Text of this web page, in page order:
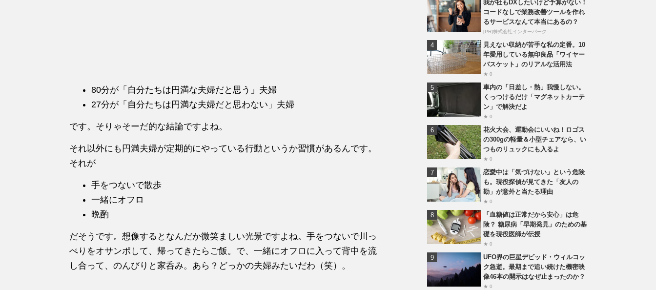
80分が「自分たちは円満な夫婦だと思う」夫婦
27分が「自分たちは円満な夫婦だと思わない」夫婦
です。そりゃそーだ的な結論ですよね。
それ以外にも円満夫婦が定期的にやっている行動というか習慣があるんです。
それが
手をつないで散歩
一緒にオフロ
晩酌
だそうです。想像するとなんだか微笑ましい光景ですよね。手をつないで川っ
ぺりをオサンポして、帰ってきたらご飯。で、一緒にオフロに入って背中を流
し合って、のんびりと家呑み。あら？どっかの夫婦みたいだわ（笑）。
我が社もDXしたいけど予算がない！
コードなしで業務改善ツールを作れ
るサービスなんて本当にあるの？
[PR]株式会社インターパーク
見えない収納が苦手な私の定番。10
年愛用している無印良品「ワイヤー
バスケット」のリアルな活用法
★ 0
車内の「日差し・熱」我慢しない。
くっつけるだけ「マグネットカーテ
ン」で解決だよ
★ 0
花火大会、運動会にいいね！ロゴス
の300gの軽量＆小型チェアなら、い
つものリュックにも入るよ
★ 0
恋愛中は「気づけない」という危険
も。現役探偵が見てきた「友人の
勘」が意外と当たる理由
★ 0
「血糖値は正常だから安心」は危
険？ 糖尿病「早期発見」のための基
礎を現役医師が伝授
★ 0
UFO界の巨星デビッド・ウィルコッ
ク急逝。最期まで追い続けた機密映
像46本の開示はなぜ止まったのか？
★ 0